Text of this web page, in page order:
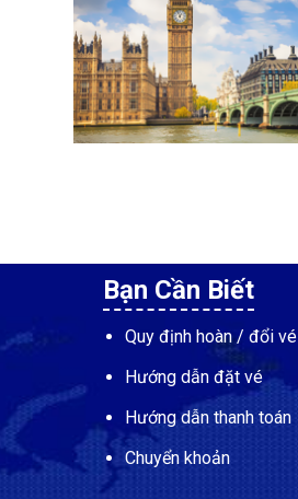
Bạn Cần Biết
Quy định hoàn / đổi vé
Hướng dẫn đặt vé
Hướng dẫn thanh toán
Chuyển khoản